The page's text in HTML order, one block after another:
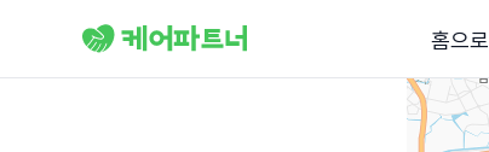
홈으로